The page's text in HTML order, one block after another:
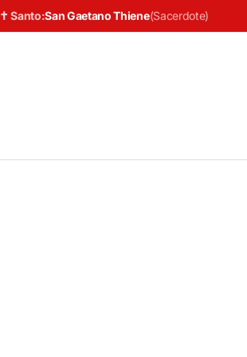
✝ Santo:San Gaetano Thiene(Sacerdote)